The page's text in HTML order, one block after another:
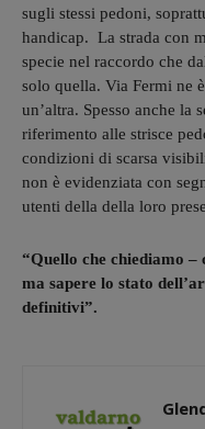
sugli stessi pedoni,
handicap. La strada con
specie nel raccordo che
solo quella. Via Fermi ne
un’altra. Spesso anche la
riferimento alle strisce
condizioni di scarsa
non è evidenziata con
utenti della della loro
“Quello che chiediamo –
ma sapere lo stato
definitivi”.